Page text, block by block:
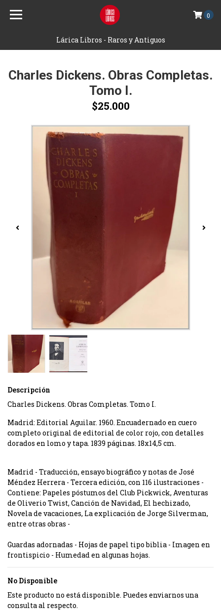
Lárica Libros - Raros y Antiguos
0
Charles Dickens. Obras Completas.
Tomo I.
$25.000
Descripción
Charles Dickens. Obras Completas. Tomo I.
Madrid: Editorial Aguilar. 1960. Encuadernado en cuero
completo original de editorial de color rojo, con detalles
dorados en lomo y tapa. 1839 páginas. 18x14,5 cm.
Madrid - Traducción, ensayo biográfico y notas de José
Méndez Herrera - Tercera edición, con 116 ilustraciones -
Contiene: Papeles póstumos del Club Pickwick, Aventuras
de Oliverio Twist, Canción de Navidad, El hechizado,
Novela de vacaciones, La explicación de Jorge Silverman,
entre otras obras -
Guardas adornadas - Hojas de papel tipo biblia - Imagen en
frontispicio - Humedad en algunas hojas.
No Disponible
Este producto no está disponible. Puedes enviarnos una
consulta al respecto.